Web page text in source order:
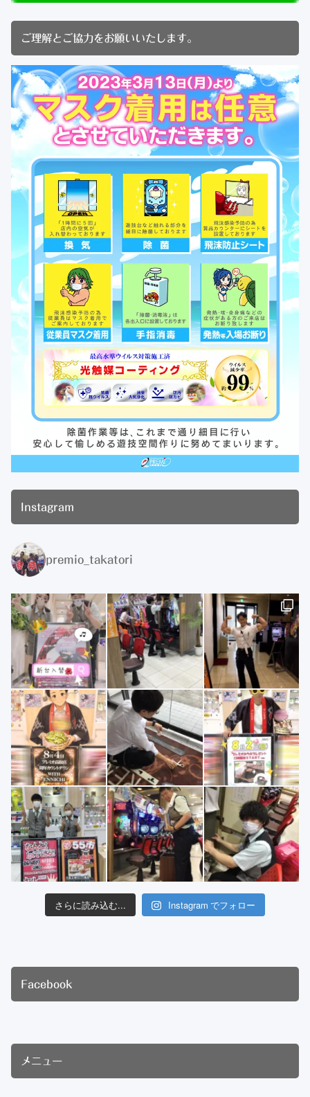
ご理解とご協力をお願いいたします。
Instagram
premio_takatori
さらに読み込む... Instagram でフォロー
Facebook
メニュー